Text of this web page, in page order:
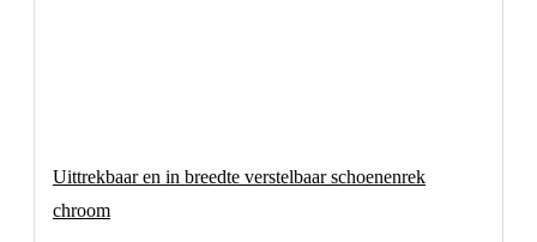
Uittrekbaar en in breedte verstelbaar schoenenrek
chroom